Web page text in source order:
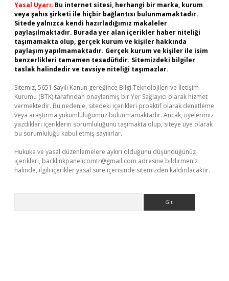
Yasal Uyarı: Bu internet sitesi, herhangi bir marka, kurum
veya şahıs şirketi ile hiçbir bağlantısı bulunmamaktadır.
Sitede yalnızca kendi hazırladığımız makaleler
paylaşılmaktadır. Burada yer alan içerikler haber niteliği
taşımamakta olup, gerçek kurum ve kişiler hakkında
paylaşım yapılmamaktadır. Gerçek kurum ve kişiler ile isim
benzerlikleri tamamen tesadüfidir. Sitemizdeki bilgiler
taslak halindedir ve tavsiye niteliği taşımazlar.
Sitemiz, 5651 Sayılı Kanun gereğince Bilgi Teknolojileri ve İletişim
Kurumu (BTK) tarafından onaylanmış bir Yer Sağlayıcı olarak hizmet
vermektedir. Bu nedenle, sitedeki içerikleri proaktif olarak denetleme
veya araştırma yükümlülüğümüz bulunmamaktadır. Ancak, üyelerimiz
yazdıkları içeriklerin sorumluluğunu taşımakta olup, siteye üye olarak
bu sorumluluğu kabul etmiş sayılırlar.
Hukuka ve yasal düzenlemelere aykırı olduğunu düşündüğünüz
içerikleri, backlinkpanelicomtr@gmail.com adresine bildirmeniz
halinde, ilgili içerikler yasal süre içerisinde sitemizden kaldırılacaktır.